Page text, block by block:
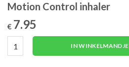
Motion Control inhaler
€ 7.95
IN WINKELMANDJE